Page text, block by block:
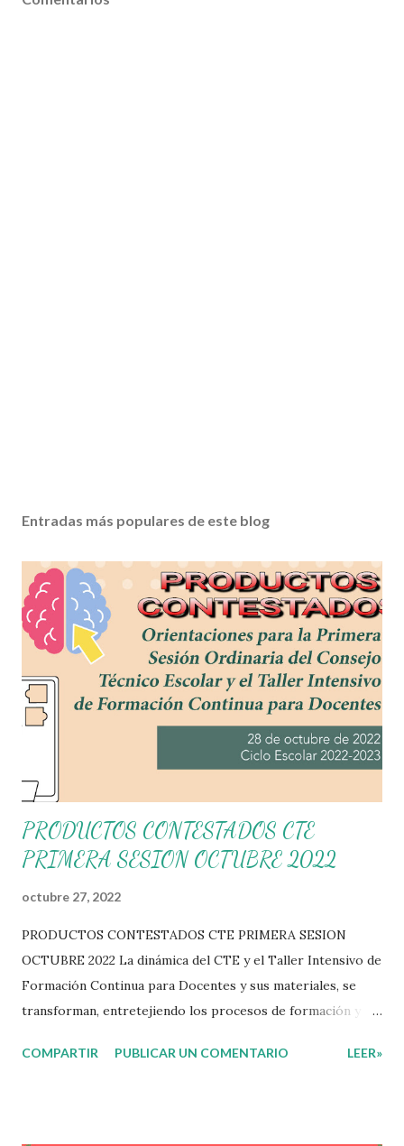
Entradas más populares de este blog
PRODUCTOS CONTESTADOS CTE
PRIMERA SESION OCTUBRE 2022
octubre 27, 2022
PRODUCTOS CONTESTADOS CTE PRIMERA SESION
OCTUBRE 2022 La dinámica del CTE y el Taller Intensivo de
Formación Continua para Docentes y sus materiales, se
transforman, entretejiendo los procesos de formación y de
una guía de trabajo a un documento orientador, el cual es
COMPARTIR PUBLICAR UN COMENTARIO LEER»